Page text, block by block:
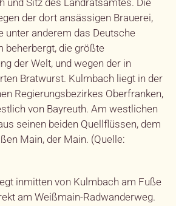
und Sitz des Landratsamtes. Die
der dort ansässigen Brauerei,
unter anderem das Deutsche
beherbergt, die größte
der Welt, und wegen der in
Bratwurst. Kulmbach liegt in der
Regierungsbezirkes Oberfranken,
von Bayreuth. Am westlichen
seinen beiden Quellflüssen, dem
Main, der Main. (Quelle:
inmitten von Kulmbach am Fuße
am Weißmain-Radwanderweg.